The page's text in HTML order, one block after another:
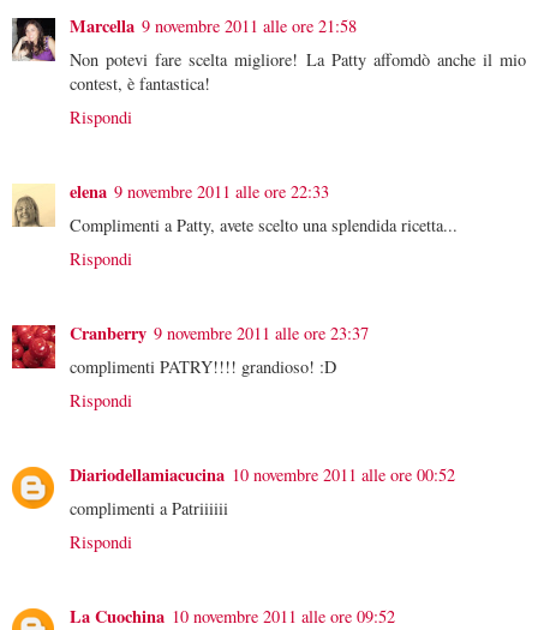
Marcella 9 novembre 2011 alle ore 21:58
Non potevi fare scelta migliore! La Patty affomdò anche il mio
contest, è fantastica!
Rispondi
elena 9 novembre 2011 alle ore 22:33
Complimenti a Patty, avete scelto una splendida ricetta...
Rispondi
Cranberry 9 novembre 2011 alle ore 23:37
complimenti PATRY!!!! grandioso! :D
Rispondi
Diariodellamiacucina 10 novembre 2011 alle ore 00:52
complimenti a Patriiiiii
Rispondi
La Cuochina 10 novembre 2011 alle ore 09:52